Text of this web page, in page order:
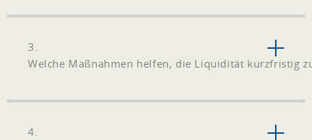
3.
Welche Maßnahmen helfen, die Liquidität kurzfristig
4.